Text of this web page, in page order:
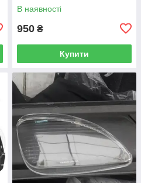
В наявності
950 ₴
Купити